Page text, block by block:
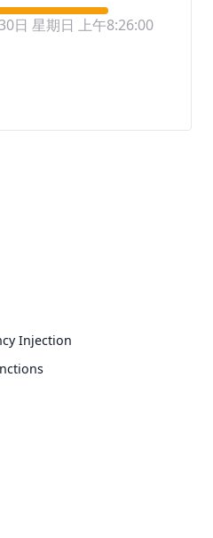
日 星期日 上午8:26:00
Injection